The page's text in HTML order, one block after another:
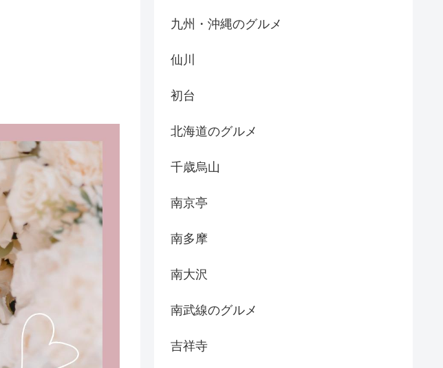
九州・沖縄のグルメ
仙川
初台
北海道のグルメ
千歳烏山
南京亭
南多摩
南大沢
南武線のグルメ
吉祥寺